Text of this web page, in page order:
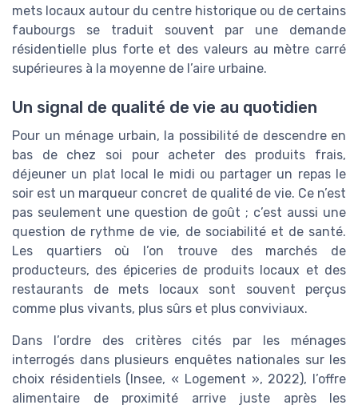
mets locaux autour du centre historique ou de certains
faubourgs se traduit souvent par une demande
résidentielle plus forte et des valeurs au mètre carré
supérieures à la moyenne de l’aire urbaine.
Un signal de qualité de vie au quotidien
Pour un ménage urbain, la possibilité de descendre en
bas de chez soi pour acheter des produits frais,
déjeuner un plat local le midi ou partager un repas le
soir est un marqueur concret de qualité de vie. Ce n’est
pas seulement une question de goût ; c’est aussi une
question de rythme de vie, de sociabilité et de santé.
Les quartiers où l’on trouve des marchés de
producteurs, des épiceries de produits locaux et des
restaurants de mets locaux sont souvent perçus
comme plus vivants, plus sûrs et plus conviviaux.
Dans l’ordre des critères cités par les ménages
interrogés dans plusieurs enquêtes nationales sur les
choix résidentiels (Insee, « Logement », 2022), l’offre
alimentaire de proximité arrive juste après les